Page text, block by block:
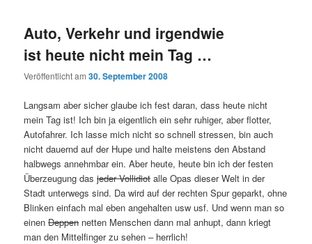
Auto, Verkehr und irgendwie
ist heute nicht mein Tag …
Veröffentlicht am30. September 2008
Langsam aber sicher glaube ich fest daran, dass heute nicht
mein Tag ist! Ich bin ja eigentlich ein sehr ruhiger, aber flotter,
Autofahrer. Ich lasse mich nicht so schnell stressen, bin auch
nicht dauernd auf der Hupe und halte meistens den Abstand
halbwegs annehmbar ein. Aber heute, heute bin ich der festen
Überzeugung dasjeder Vollidiot alle Opas dieser Welt in der
Stadt unterwegs sind. Da wird auf der rechten Spur geparkt, ohne
Blinken einfach mal eben angehalten usw usf. Und wenn man so
einenDeppen netten Menschen dann mal anhupt, dann kriegt
man den Mittelfinger zu sehen – herrlich!